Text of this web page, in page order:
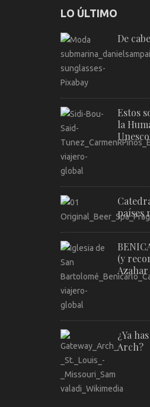
LO ÚLTIMO
De
Estos
la
Unesco
países
(y
Azahar
¿Ya
Arch?